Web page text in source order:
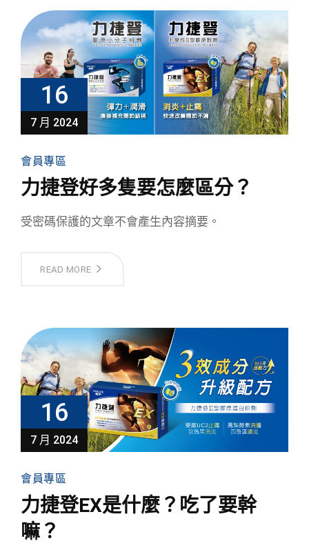
16
7 月 2024
會員專區
力捷登好多隻要怎麼區分？
受密碼保護的文章不會產生內容摘要。
READ MORE
16
7 月 2024
會員專區
力捷登EX是什麼？吃了要幹
嘛？